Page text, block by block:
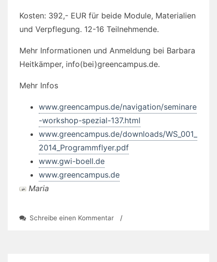
Kosten: 392,- EUR für beide Module, Materialien
und Verpflegung. 12-16 Teilnehmende.
Mehr Informationen und Anmeldung bei Barbara
Heitkämper, info(bei)greencampus.de.
Mehr Infos
www.greencampus.de/navigation/seminare
-workshop-spezial-137.html
www.greencampus.de/downloads/WS_001_
2014_Programmflyer.pdf
www.gwi-boell.de
www.greencampus.de
Maria
Schreibe einen Kommentarzu /